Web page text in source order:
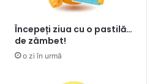
Începeți ziua cu o pastilă…
de zâmbet!
o zi în urmă